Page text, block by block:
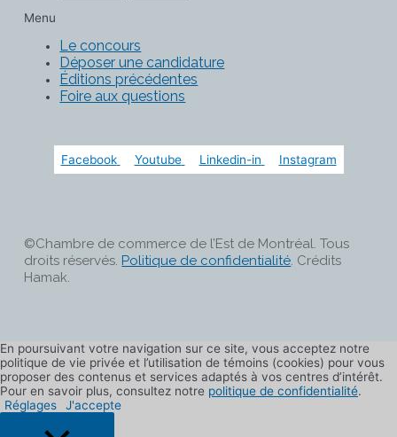
Menu
Le concours
Déposer une candidature
Éditions précédentes
Foire aux questions
Facebook Youtube Linkedin-in Instagram
©Chambre de commerce de l’Est de Montréal. Tous
droits réservés. Politique de confidentialité. Crédits
Hamak.
En poursuivant votre navigation sur ce site, vous acceptez notre
politique de vie privée et l’utilisation de témoins (cookies) pour vous
proposer des contenus et services adaptés à vos centres d’intérêt.
Pour en savoir plus, consultez notre politique de confidentialité.
Réglages
J'accepte